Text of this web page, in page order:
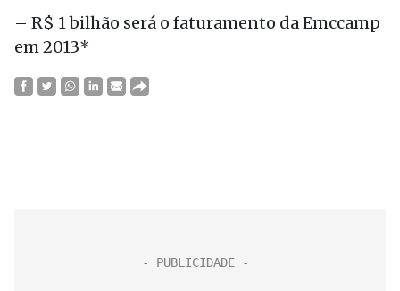
– R$ 1 bilhão será o faturamento da Emccamp
em 2013*